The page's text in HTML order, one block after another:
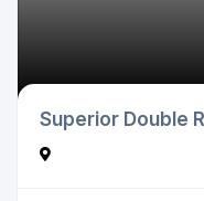
Superior Double